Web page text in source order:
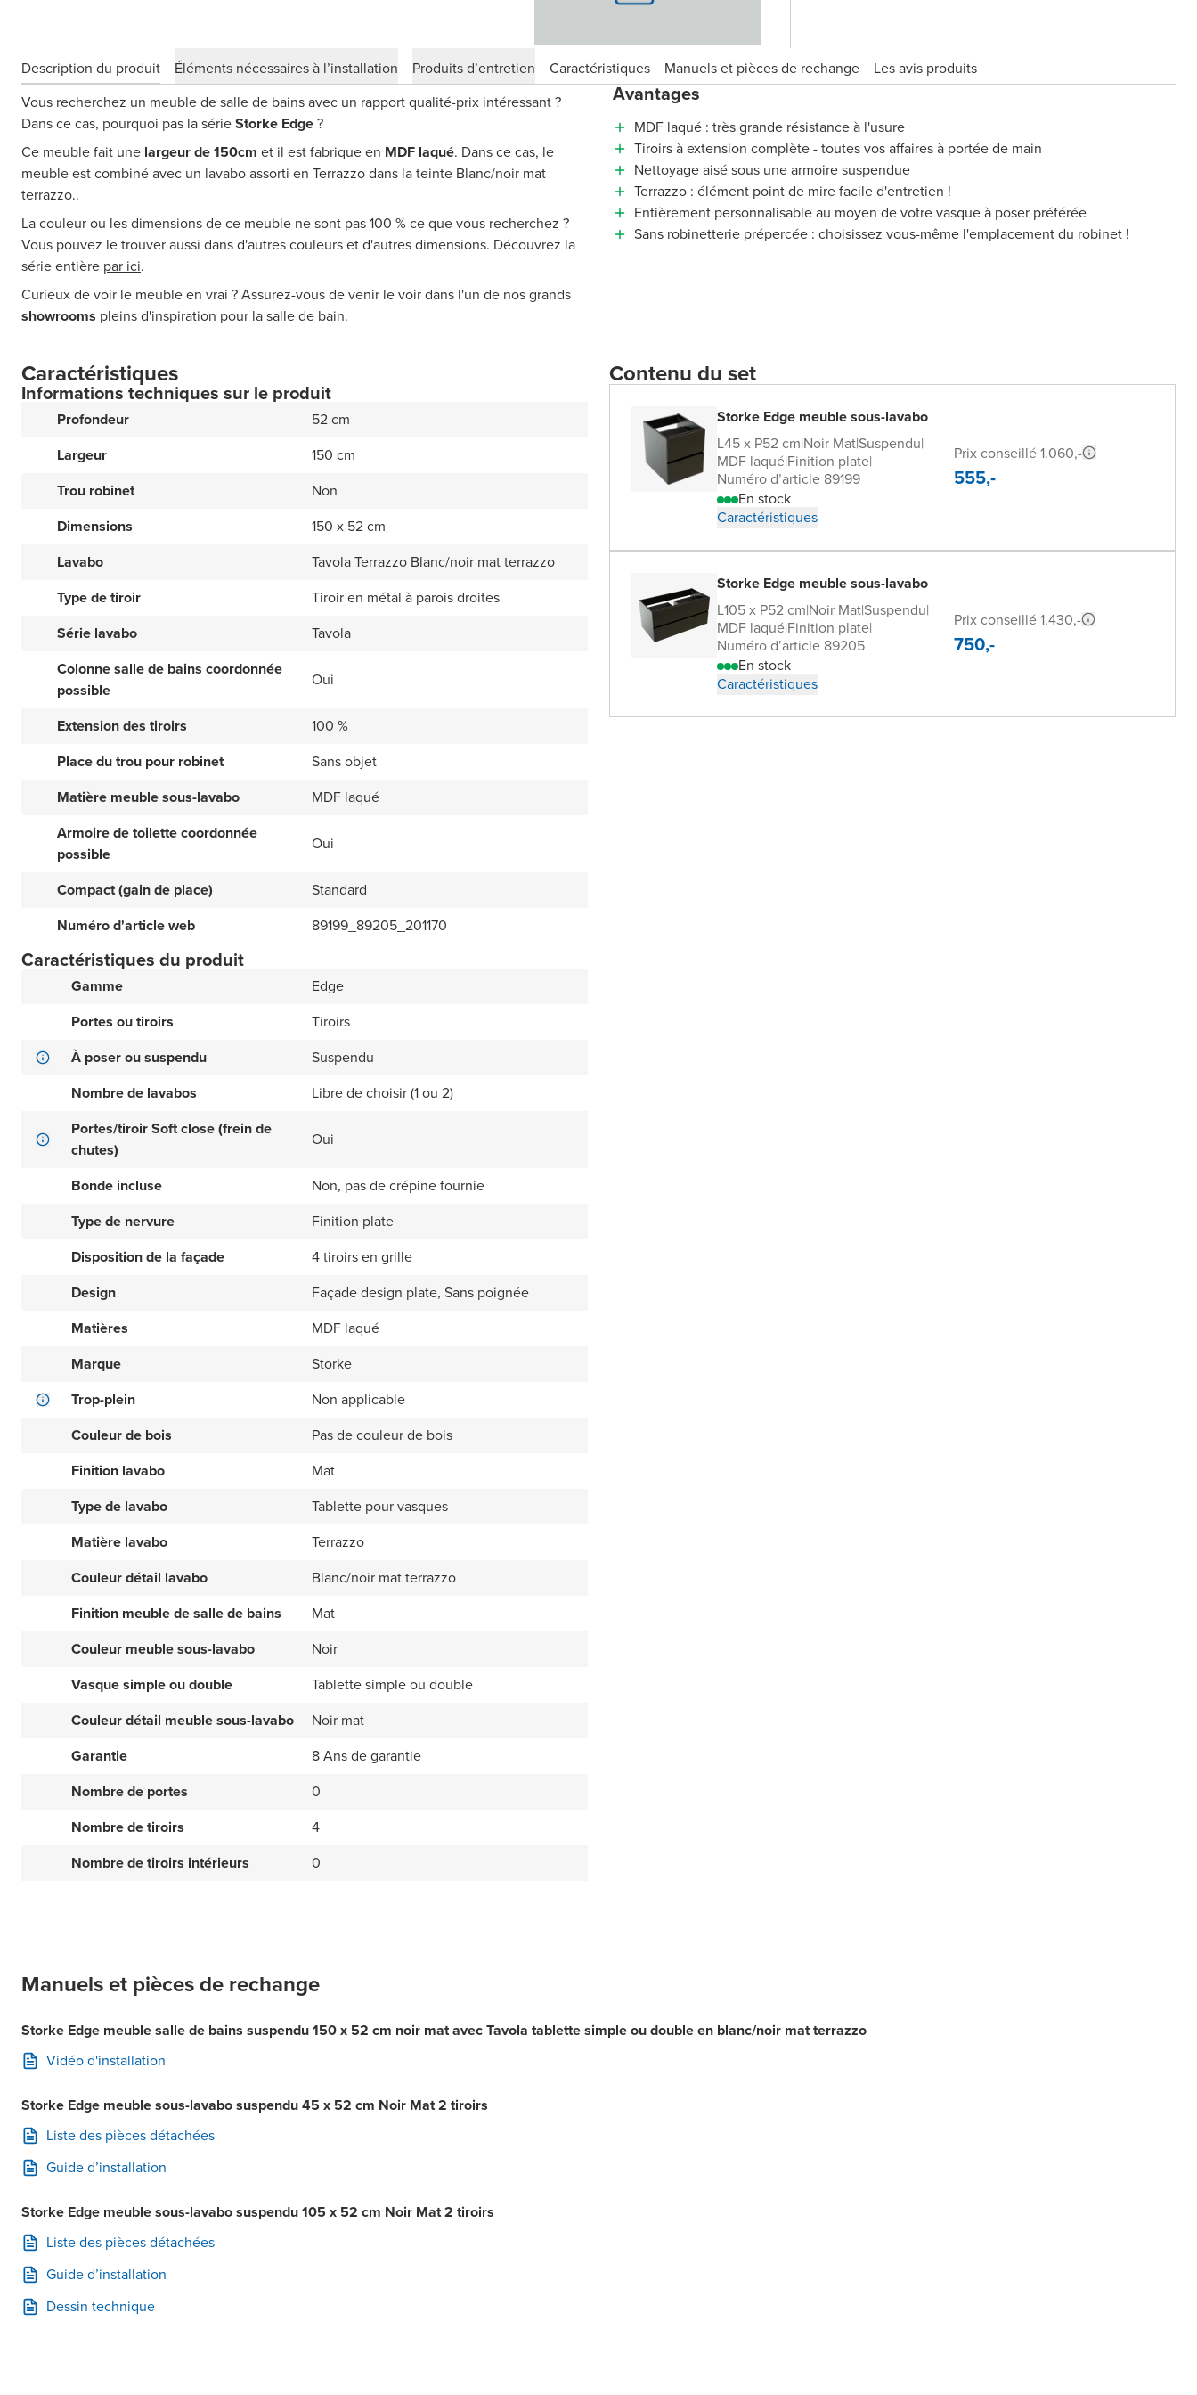
Description du produit Éléments nécessaires à l’installation Produits d’entretien Caractéristiques Manuels et pièces de rechange
Les avis produits
Vous recherchez un meuble de salle de bains avec un rapport qualité-prix intéressant ?
Dans ce cas, pourquoi pas la sérieStorke Edge?
Ce meuble fait une largeur de 150cm et il est fabrique en MDF laqué. Dans ce cas, le
meuble est combiné avec un lavabo assorti en Terrazzo dans la teinte Blanc/noir mat
terrazzo..
La couleur ou les dimensions de ce meuble ne sont pas 100 % ce que vous recherchez ?
Vous pouvez le trouver aussi dans d'autres couleurs et d'autres dimensions. Découvrez la
série entière par ici.
Curieux de voir le meuble en vrai ? Assurez-vous de venir le voir dans l'un de nos grands
showrooms pleins d'inspiration pour la salle de bain.
Avantages
MDF laqué : très grande résistance à l'usure
Tiroirs à extension complète - toutes vos affaires à portée de main
Nettoyage aisé sous une armoire suspendue
Terrazzo : élément point de mire facile d'entretien !
Entièrement personnalisable au moyen de votre vasque à poser préférée
Sans robinetterie prépercée : choisissez vous-même l'emplacement du robinet !
Caractéristiques
Informations techniques sur le produit
Profondeur
52 cm
Largeur
150 cm
Trou robinet
Non
Dimensions
150 x 52 cm
Lavabo
Tavola Terrazzo Blanc/noir mat terrazzo
Type de tiroir
Tiroir en métal à parois droites
Série lavabo
Tavola
Colonne salle de bains coordonnée
possible
Oui
Extension des tiroirs
100 %
Place du trou pour robinet
Sans objet
Matière meuble sous-lavabo
MDF laqué
Armoire de toilette coordonnée
possible
Oui
Compact (gain de place)
Standard
Numéro d'article web
89199_89205_201170
Caractéristiques du produit
Gamme
Edge
Portes ou tiroirs
Tiroirs
À poser ou suspendu
Suspendu
Nombre de lavabos
Libre de choisir (1 ou 2)
Portes/tiroir Soft close (frein de
chutes)
Oui
Bonde incluse
Non, pas de crépine fournie
Type de nervure
Finition plate
Disposition de la façade
4 tiroirs en grille
Design
Façade design plate, Sans poignée
Matières
MDF laqué
Marque
Storke
Trop-plein
Non applicable
Couleur de bois
Pas de couleur de bois
Finition lavabo
Mat
Type de lavabo
Tablette pour vasques
Matière lavabo
Terrazzo
Couleur détail lavabo
Blanc/noir mat terrazzo
Finition meuble de salle de bains
Mat
Couleur meuble sous-lavabo
Noir
Vasque simple ou double
Tablette simple ou double
Couleur détail meuble sous-lavabo
Noir mat
Garantie
8 Ans de garantie
Nombre de portes
0
Nombre de tiroirs
4
Nombre de tiroirs intérieurs
0
Contenu du set
Storke Edge meuble sous-lavabo
L45 x P52 cm|Noir Mat|Suspendu|
MDF laqué|Finition plate|
Numéro d’article 89199
En stock
Caractéristiques
Prix conseillé 1.060,-
555,-
Storke Edge meuble sous-lavabo
L105 x P52 cm|Noir Mat|Suspendu|
MDF laqué|Finition plate|
Numéro d’article 89205
En stock
Caractéristiques
Prix conseillé 1.430,-
750,-
Manuels et pièces de rechange
Storke Edge meuble salle de bains suspendu 150 x 52 cm noir mat avec Tavola tablette simple ou double en blanc/noir mat terrazzo
Vidéo d'installation
Storke Edge meuble sous-lavabo suspendu 45 x 52 cm Noir Mat 2 tiroirs
Liste des pièces détachées
Guide d’installation
Storke Edge meuble sous-lavabo suspendu 105 x 52 cm Noir Mat 2 tiroirs
Liste des pièces détachées
Guide d’installation
Dessin technique